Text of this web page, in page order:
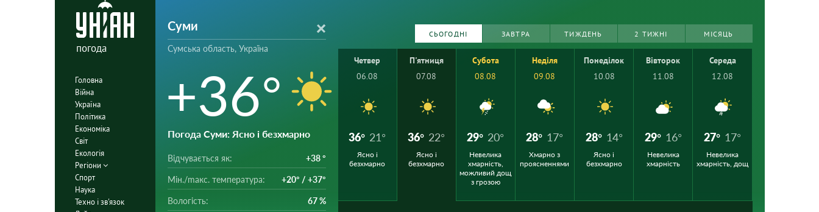
погода
Головна
Війна
Україна
Політика
Економіка
Світ
Екологія
Регіони
Спорт
Наука
Техно і зв'язок
Суми
Сумська область, Україна
+36°
Погода Суми: Ясно і безхмарно
Відчувається як: +38 °
Мін./mакс. температура: +20° / +37°
Вологість: 67 %
СЬОГОДНІ ЗАВТРА ТИЖДЕНЬ 2 ТИЖНІ МІСЯЦЬ
Четвер
06.08
36° 21°
Ясно і
безхмарно
П'ятниця
07.08
36° 22°
Ясно і
безхмарно
Субота
08.08
29° 20°
Невелика
хмарність,
можливий дощ
з грозою
Неділя
09.08
28° 17°
Хмарно з
проясненнями
Понеділок
10.08
28° 14°
Ясно і
безхмарно
Вівторок
11.08
29° 16°
Невелика
хмарність
Середа
12.08
27° 17°
Невелика
хмарність, дощ